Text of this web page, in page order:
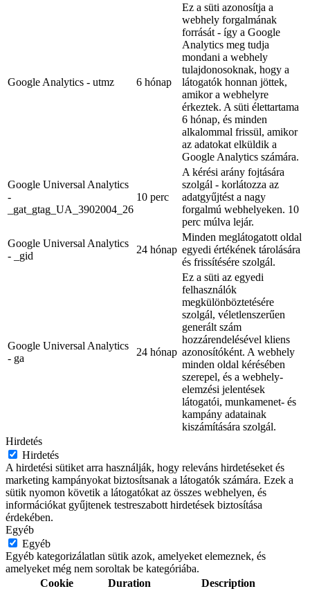
Google Analytics - utmz 6 hónap
Ez a süti azonosítja a
webhely forgalmának
forrását - így a Google
Analytics meg tudja
mondani a webhely
tulajdonosoknak, hogy a
látogatók honnan jöttek,
amikor a webhelyre
érkeztek. A süti élettartama
6 hónap, és minden
alkalommal frissül, amikor
az adatokat elküldik a
Google Analytics számára.
Google Universal Analytics
-
_gat_gtag_UA_3902004_26
10 perc
A kérési arány fojtására
szolgál - korlátozza az
adatgyűjtést a nagy
forgalmú webhelyeken. 10
perc múlva lejár.
Google Universal Analytics
- _gid
24 hónap
Minden meglátogatott oldal
egyedi értékének tárolására
és frissítésére szolgál.
Google Universal Analytics
- ga
24 hónap
Ez a süti az egyedi
felhasználók
megkülönböztetésére
szolgál, véletlenszerűen
generált szám
hozzárendelésével kliens
azonosítóként. A webhely
minden oldal kérésében
szerepel, és a webhely-
elemzési jelentések
látogatói, munkamenet- és
kampány adatainak
kiszámítására szolgál.
Hirdetés
Hirdetés
A hirdetési sütiket arra használják, hogy releváns hirdetéseket és
marketing kampányokat biztosítsanak a látogatók számára. Ezek a
sütik nyomon követik a látogatókat az összes webhelyen, és
információkat gyűjtenek testreszabott hirdetések biztosítása
érdekében.
Egyéb
Egyéb
Egyéb kategorizálatlan sütik azok, amelyeket elemeznek, és
amelyeket még nem soroltak be kategóriába.
Cookie
Duration Description